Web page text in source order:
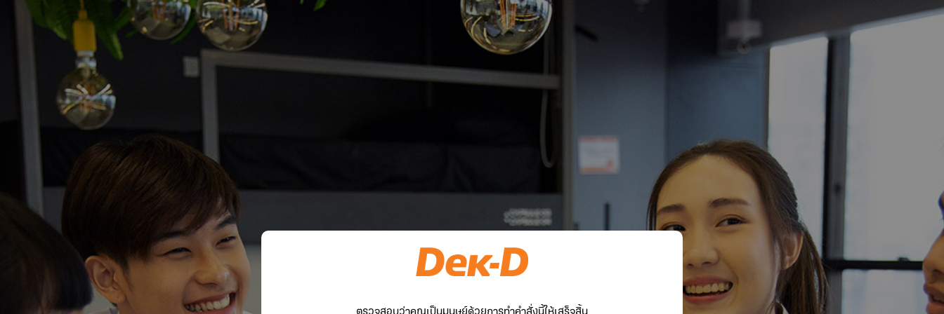
ตรวจสอบว่าคุณเป็นมนุษย์ด้วยการทำคำสั่งนี้ให้เสร็จสิ้น